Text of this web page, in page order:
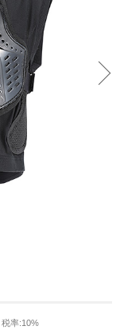
税率:10%